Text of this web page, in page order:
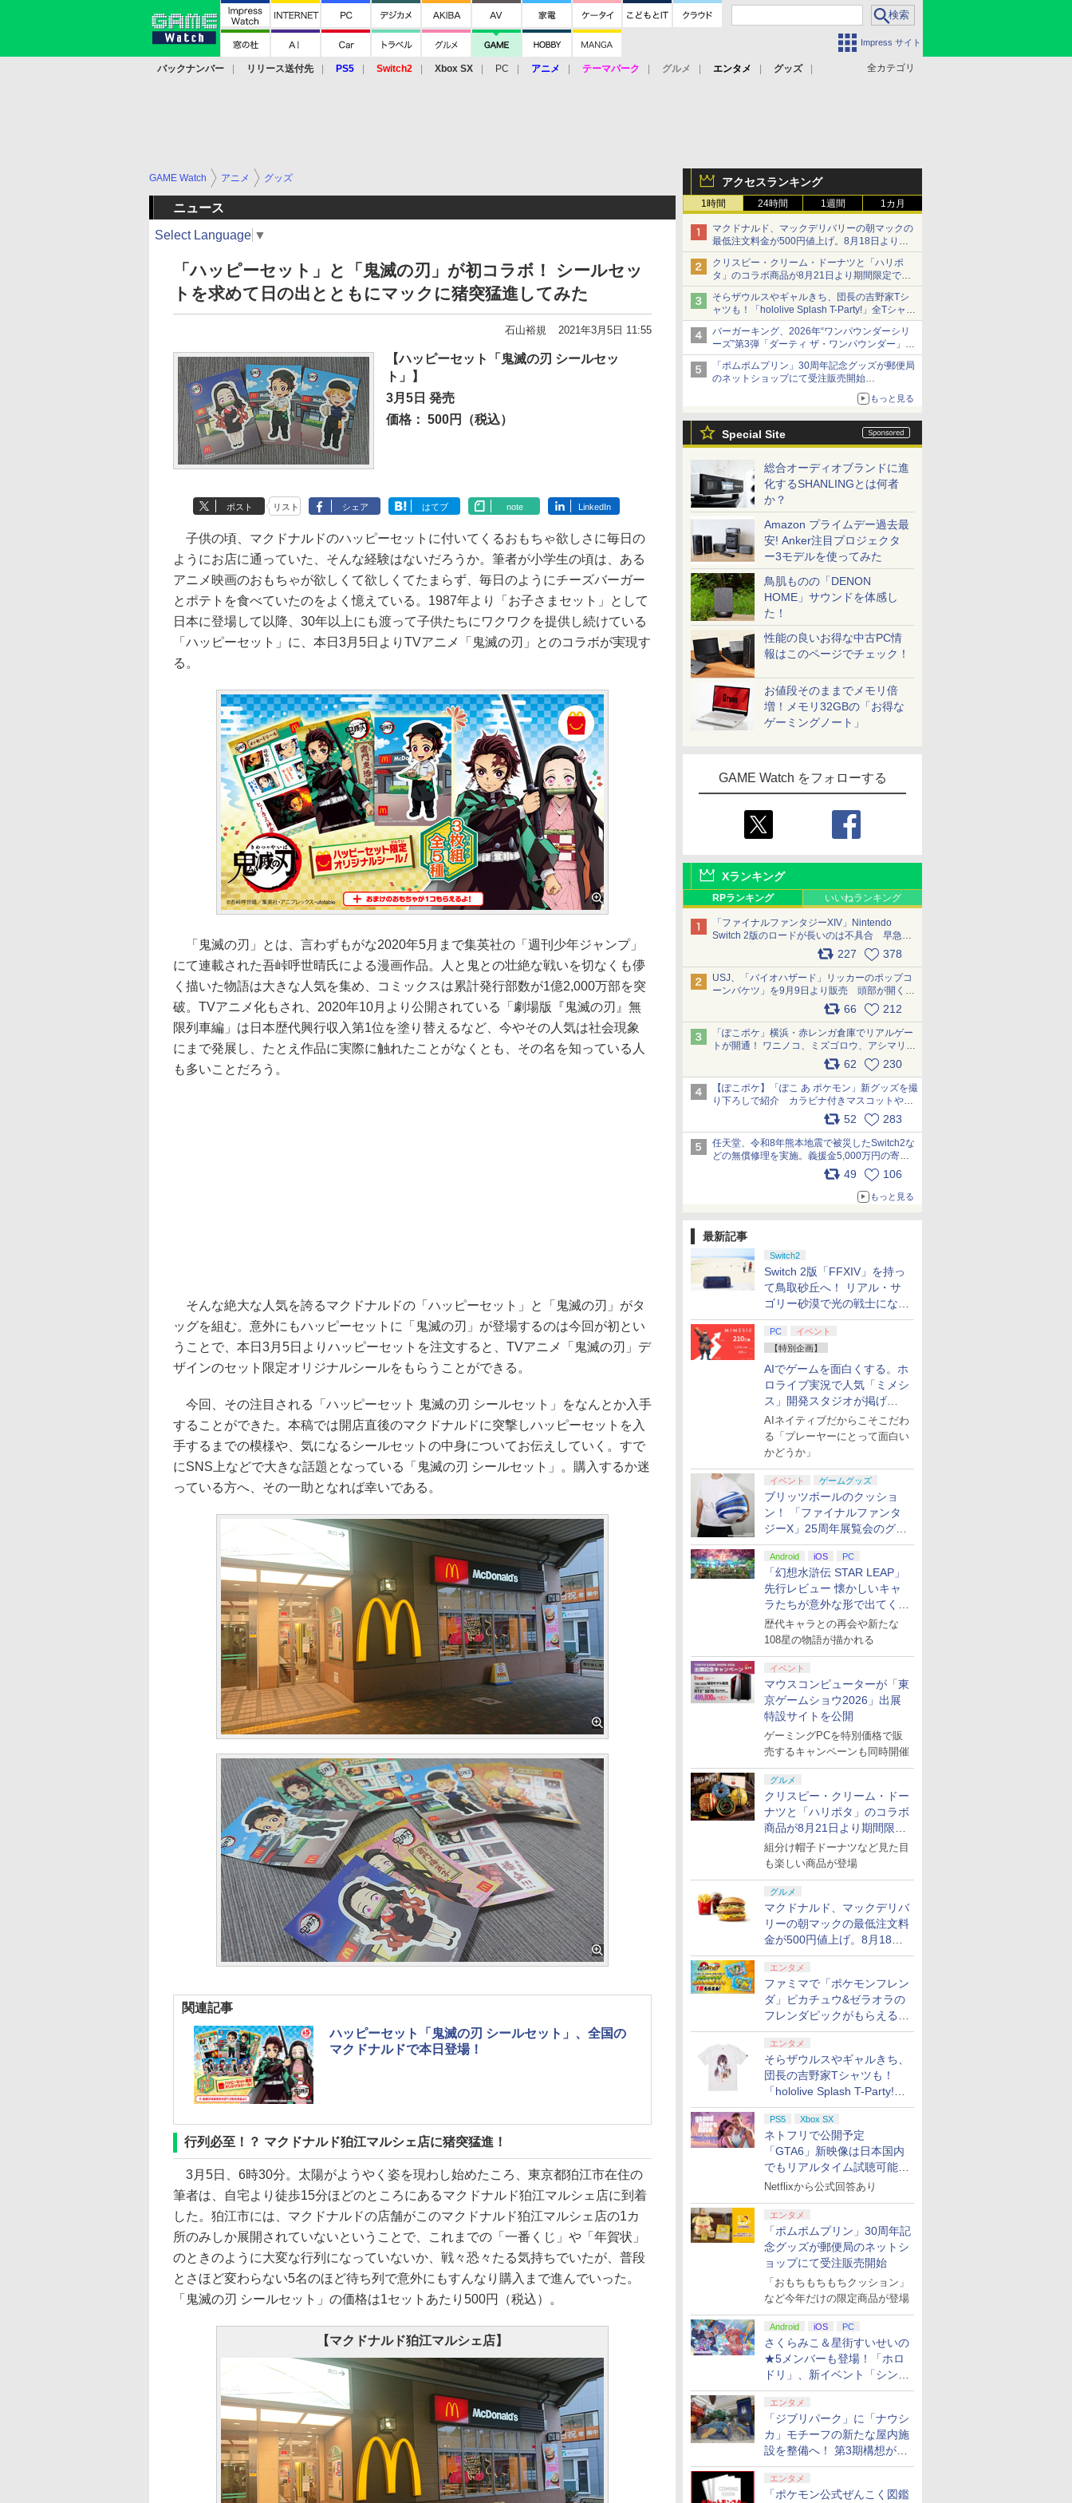
Impress サイト
全カテゴリ
バックナンバー リリース送付先 PS5 Switch2 Xbox SX PC アニメ テーマパーク グルメ エンタメ
グッズ
アクセスランキング
1時間 24時間 1週間 1カ月
マクドナルド、マックデリバリーの朝マックの
最低注文料金が500円値上げ。8月18日より
1,500円から受付
クリスピー・クリーム・ドーナツと「ハリポ
タ」のコラボ商品が8月21日より期間限定で発
売
組分け帽子ドーナツなど見た目も楽しい商品が
登場
そらザウルスやギャルきち、団長の吉野家Tシ
ャツも！「hololive Splash T-Party!」全Tシャツ
ラインナップ公開＆オンライン販売開始
バーガーキング、2026年“ワンパウンダーシリ
ーズ”第3弾「ダーティ ザ・ワンパウンダー」を
8月7日発売
「特製ガーリックマヨソース」を使用した超大
型チーズバーガー
「ポムポムプリン」30周年記念グッズが郵便局
のネットショップにて受注販売開始
「おもちもちもちクッション」など今年だけの
もっと見る
Special Site
総合オーディオブランドに進
化するSHANLINGとは何者
か？
Amazon プライムデー過去最
安! Anker注目プロジェクタ
ー3モデルを使ってみた
鳥肌ものの「DENON
HOME」サウンドを体感し
た！
性能の良いお得な中古PC情
報はこのページでチェック！
お値段そのままでメモリ倍
増！メモリ32GBの「お得な
ゲーミングノート」
GAME Watch をフォローする
Xランキング
RPランキング いいねランキング
「ファイナルファンタジーXIV」Nintendo
Switch 2版のロードが長いのは不具合 早急に
アップデートできるよう対応中227 378
USJ、「バイオハザード」リッカーのポップコ
ーンバケツ」を9月9日より販売 頭部が開く仕
組み。味は恐怖を堪のう「味噌フレーバー」
66 212
「ぽこポケ」横浜・赤レンガ倉庫でリアルゲー
トが開通！ ワニノコ、ミズゴロウ、アシマリ登
場シーンをレポート pic.x.com/LDgEByVl6D
62 230
【ぽこポケ】「ぽこ あ ポケモン」新グッズを撮
り下ろしで紹介 カラビナ付きマスコットやス
52 283
任天堂、令和8年熊本地震で被災したSwitch2な
どの無償修理を実施。義援金5,000万円の寄付
も発表 pic.x.com/BAYsMfUfUC
49 106
もっと見る
最新記事
Switch2
Switch 2版「FFXIV」を持っ
て鳥取砂丘へ！ リアル・サ
ゴリー砂漠で光の戦士になっ
てみた
PC
イベント
【特別企画】
AIでゲームを面白くする。ホ
ロライブ実況で人気「ミメシ
ス」開発スタジオが掲げ
る“AI活用の信念”とは？【講
演レポート】
AIネイティブだからこそこだわ
る「プレーヤーにとって面白い
かどうか」
イベント ゲームグッズ
ブリッツボールのクッショ
ン！ 「ファイナルファンタ
ジーX」25周年展覧会のグッ
ズ情報が公開
Android iOS PC
「幻想水滸伝 STAR LEAP」
先行レビュー 懐かしいキャ
ラたちが意外な形で出てくる
シリーズ完全新作！
歴代キャラとの再会や新たな
108星の物語が描かれる
イベント
マウスコンピューターが「東
京ゲームショウ2026」出展
特設サイトを公開
ゲーミングPCを特別価格で販
売するキャンペーンも同時開催
グルメ
クリスピー・クリーム・ドー
ナツと「ハリポタ」のコラボ
商品が8月21日より期間限定
で発売
組分け帽子ドーナツなど見た目
も楽しい商品が登場
グルメ
マクドナルド、マックデリバ
リーの朝マックの最低注文料
金が500円値上げ。8月18日
より1,500円から受付
エンタメ
ファミマで「ポケモンフレン
ダ」ピカチュウ&ゼラオラの
フレンダピックがもらえるキ
ャンペーン開催！
エンタメ
そらザウルスやギャルきち、
団長の吉野家Tシャツも！
「hololive Splash T-Party!」
全Tシャツラインナップ公開
＆オンライン販売開始
PS5 Xbox SX
ネトフリで公開予定
「GTA6」新映像は日本国内
でもリアルタイム試聴可能。
しかも日本語字幕付き
Netflixから公式回答あり
エンタメ
「ポムポムプリン」30周年記
念グッズが郵便局のネットシ
ョップにて受注販売開始
「おもちもちもちクッション」
など今年だけの限定商品が登場
Android iOS PC
さくらみこ＆星街すいせいの
★5メンバーも登場！「ホロ
ドリ」、新イベント「シンク
ロする夏のスパークル」がス
タート
エンタメ
「ジブリパーク」に「ナウシ
カ」モチーフの新たな屋内施
設を整備へ！ 第3期構想が公
開
エンタメ
「ポケモン公式ぜんこく図鑑
GAME Watch アニメ グッズ
ニュース
Select Language ▼
「ハッピーセット」と「鬼滅の刃」が初コラボ！ シールセッ
トを求めて日の出とともにマックに猪突猛進してみた
石山裕規 2021年3月5日 11:55
【ハッピーセット「鬼滅の刃 シールセッ
ト」】
3月5日 発売
価格： 500円（税込）
ポスト リスト シェア はてブ note LinkedIn
子供の頃、マクドナルドのハッピーセットに付いてくるおもちゃ欲しさに毎日の
ようにお店に通っていた、そんな経験はないだろうか。筆者が小学生の頃は、ある
アニメ映画のおもちゃが欲しくて欲しくてたまらず、毎日のようにチーズバーガー
とポテトを食べていたのをよく憶えている。1987年より「お子さまセット」として
日本に登場して以降、30年以上にも渡って子供たちにワクワクを提供し続けている
「ハッピーセット」に、本日3月5日よりTVアニメ「鬼滅の刃」とのコラボが実現す
る。
「鬼滅の刃」とは、言わずもがな2020年5月まで集英社の「週刊少年ジャンプ」
にて連載された吾峠呼世晴氏による漫画作品。人と鬼との壮絶な戦いを切なくも儚
く描いた物語は大きな人気を集め、コミックスは累計発行部数が1億2,000万部を突
破。TVアニメ化もされ、2020年10月より公開されている「劇場版『鬼滅の刃』無
限列車編」は日本歴代興行収入第1位を塗り替えるなど、今やその人気は社会現象
にまで発展し、たとえ作品に実際に触れたことがなくとも、その名を知っている人
も多いことだろう。
そんな絶大な人気を誇るマクドナルドの「ハッピーセット」と「鬼滅の刃」がタ
ッグを組む。意外にもハッピーセットに「鬼滅の刃」が登場するのは今回が初とい
うことで、本日3月5日よりハッピーセットを注文すると、TVアニメ「鬼滅の刃」デ
ザインのセット限定オリジナルシールをもらうことができる。
今回、その注目される「ハッピーセット 鬼滅の刃 シールセット」をなんとか入手
することができた。本稿では開店直後のマクドナルドに突撃しハッピーセットを入
手するまでの模様や、気になるシールセットの中身についてお伝えしていく。すで
にSNS上などで大きな話題となっている「鬼滅の刃 シールセット」。購入するか迷
っている方へ、その一助となれば幸いである。
関連記事
ハッピーセット「鬼滅の刃 シールセット」、全国の
マクドナルドで本日登場！
行列必至！？ マクドナルド狛江マルシェ店に猪突猛進！
3月5日、6時30分。太陽がようやく姿を現わし始めたころ、東京都狛江市在住の
筆者は、自宅より徒歩15分ほどのところにあるマクドナルド狛江マルシェ店に到着
した。狛江市には、マクドナルドの店舗がこのマクドナルド狛江マルシェ店の1カ
所のみしか展開されていないということで、これまでの「一番くじ」や「年賀状」
のときのように大変な行列になっていないか、戦々恐々たる気持ちでいたが、普段
とさほど変わらない5名のほど待ち列で意外にもすんなり購入まで進んでいった。
「鬼滅の刃 シールセット」の価格は1セットあたり500円（税込）。
【マクドナルド狛江マルシェ店】